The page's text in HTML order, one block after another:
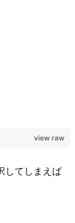
view raw
してしまえば